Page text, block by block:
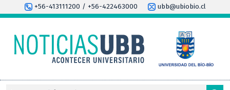
+56-413111200 / +56-422463000 ubb@ubiobio.cl